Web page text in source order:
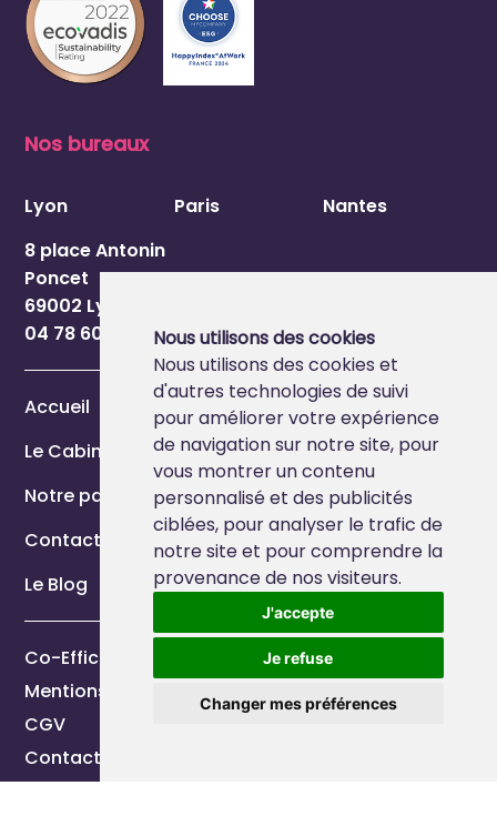
Nous utilisons des cookies
Nous utilisons des cookies et
d'autres technologies de suivi
pour améliorer votre expérience
de navigation sur notre site, pour
vous montrer un contenu
personnalisé et des publicités
ciblées, pour analyser le trafic de
notre site et pour comprendre la
provenance de nos visiteurs.
J'accepte
Je refuse
Changer mes préférences
Nos bureaux
Lyon
8 place Antonin
Poncet
69002 Lyon
04 78 60 54 84
Paris Nantes
Accueil
Le Cabinet
Notre page Marque Employeur
Contact
Le Blog
Co-Efficience 2026
Mentions légales
CGV
Contactez-nous